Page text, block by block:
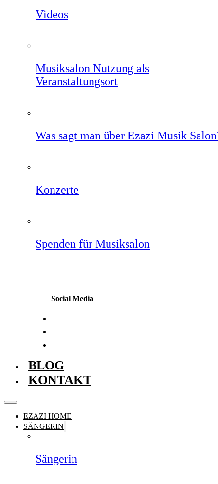
Videos
Musiksalon Nutzung als
Veranstaltungsort
Was sagt man über Ezazi Musik
Konzerte
Spenden für Musiksalon
Social Media
BLOG
KONTAKT
EZAZI HOME
SÄNGERIN
Sängerin